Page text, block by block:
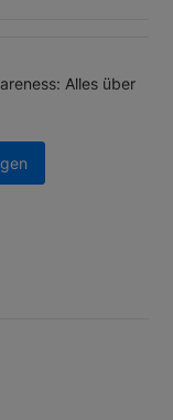
kommentierten
bei Situational
Alles über
bereitet
laut Insider
vor